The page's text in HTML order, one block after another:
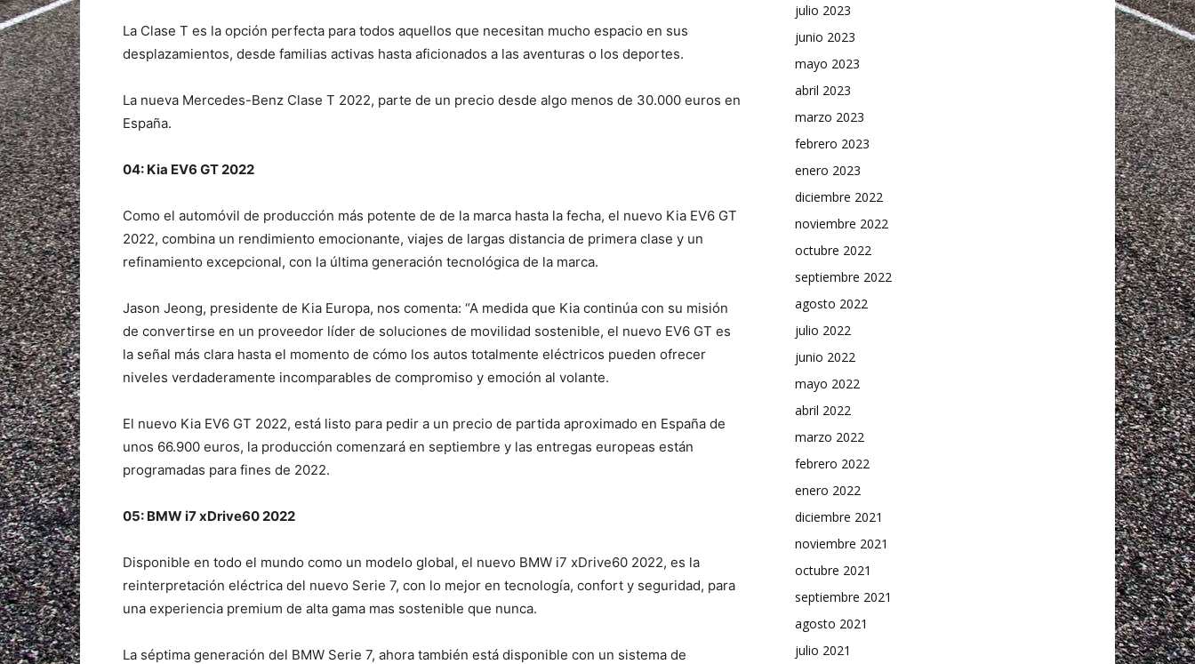
La Clase T es la opción perfecta para todos aquellos que necesitan mucho espacio en sus
desplazamientos, desde familias activas hasta aficionados a las aventuras o los deportes.
La nueva Mercedes-Benz Clase T 2022, parte de un precio desde algo menos de 30.000 euros en
España.
04: Kia EV6 GT 2022
Como el automóvil de producción más potente de de la marca hasta la fecha, el nuevo Kia EV6 GT
2022, combina un rendimiento emocionante, viajes de largas distancia de primera clase y un
refinamiento excepcional, con la última generación tecnológica de la marca.
Jason Jeong, presidente de Kia Europa, nos comenta: “A medida que Kia continúa con su misión
de convertirse en un proveedor líder de soluciones de movilidad sostenible, el nuevo EV6 GT es
la señal más clara hasta el momento de cómo los autos totalmente eléctricos pueden ofrecer
niveles verdaderamente incomparables de compromiso y emoción al volante.
El nuevo Kia EV6 GT 2022, está listo para pedir a un precio de partida aproximado en España de
unos 66.900 euros, la producción comenzará en septiembre y las entregas europeas están
programadas para fines de 2022.
05: BMW i7 xDrive60 2022
Disponible en todo el mundo como un modelo global, el nuevo BMW i7 xDrive60 2022, es la
reinterpretación eléctrica del nuevo Serie 7, con lo mejor en tecnología, confort y seguridad, para
una experiencia premium de alta gama mas sostenible que nunca.
La séptima generación del BMW Serie 7, ahora también está disponible con un sistema de
julio 2023
junio 2023
mayo 2023
abril 2023
marzo 2023
febrero 2023
enero 2023
diciembre 2022
noviembre 2022
octubre 2022
septiembre 2022
agosto 2022
julio 2022
junio 2022
mayo 2022
abril 2022
marzo 2022
febrero 2022
enero 2022
diciembre 2021
noviembre 2021
octubre 2021
septiembre 2021
agosto 2021
julio 2021